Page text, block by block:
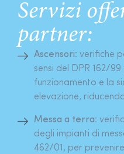
Servizi
partner:
Ascensori: verifiche
sensi del DPR 162/
funzionamento e la
elevazione,
Messa a terra:
degli impianti di
462/01, per